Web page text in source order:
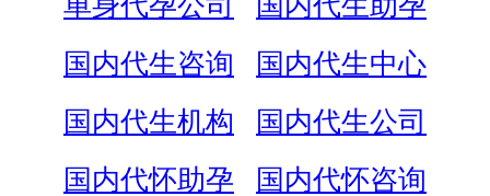
国内代生咨询
国内代生中心
国内代生机构
国内代生公司
国内代怀助孕
国内代怀咨询